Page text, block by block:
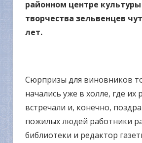
районном центре
творчества зельвенцев
лет.
Сюрпризы для виновников
начались уже в холле, где их
встречали и, конечно,
пожилых людей работники
библиотеки и редактор